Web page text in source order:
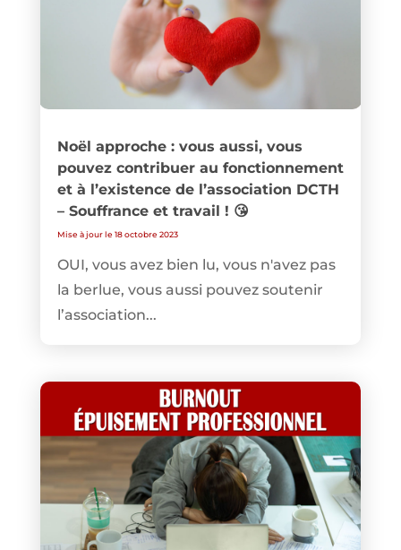
Noël approche : vous aussi, vous
pouvez contribuer au fonctionnement
et à l’existence de l’association DCTH
– Souffrance et travail ! 😘
Mise à jour le 18 octobre 2023
OUI, vous avez bien lu, vous n'avez pas
la berlue, vous aussi pouvez soutenir
l’association...